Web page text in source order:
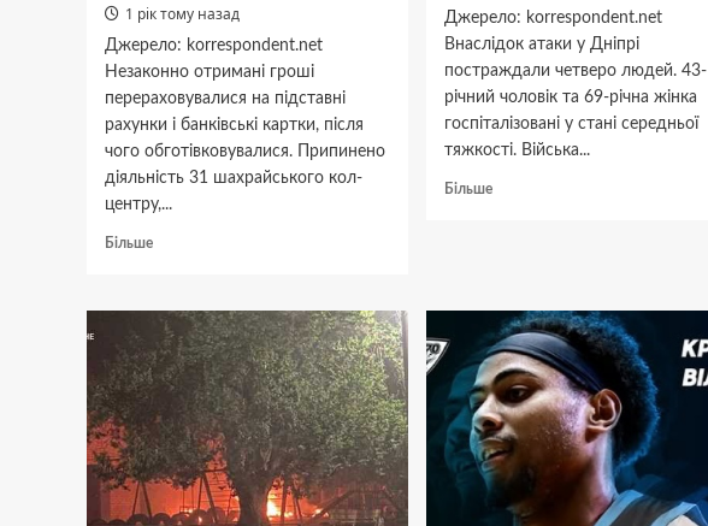
1 рік тому назад
Джерело: korrespondent.net
Незаконно отримані гроші
перераховувалися на підставні
рахунки і банківські картки, після
чого обготівковувалися. Припинено
діяльність 31 шахрайського кол-
центру,...
БільшеДокладніше
Дніпропетровщині
викрили
31
шахрайський
центр
Джерело: korrespondent.net
Внаслідок атаки у Дніпрі
постраждали четверо людей. 43-
річний чоловік та 69-річна жінка
госпіталізовані у стані середньої
тяжкості. Війська...
БільшеДокладніше
відомі
наслідки